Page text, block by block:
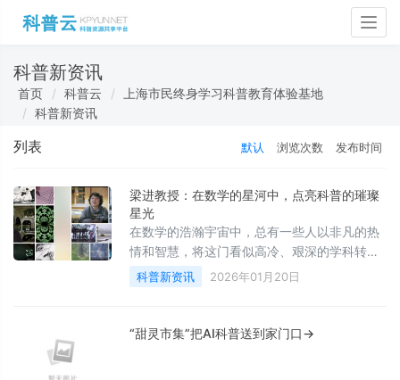
科普新资讯
首页 科普云
上海市民终身学习科普教育体验基地
科普新资讯
列表 默认 浏览次数 发布时间
梁进教授：在数学的星河中，点亮科普的璀璨
星光
在数学的浩瀚宇宙中，总有一些人以非凡的热
情和智慧，将这门看似高冷、艰深的学科转化
为大众触手可及的知识瑰宝。
科普新资讯 2026年01月20日
“甜灵市集”把AI科普送到家门口→